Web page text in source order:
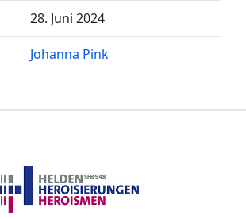
28. Juni 2024
Johanna Pink